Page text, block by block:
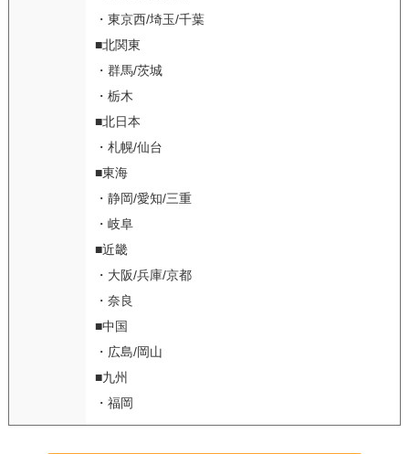
・東京西/埼玉/千葉
■北関東
・群馬/茨城
・栃木
■北日本
・札幌/仙台
■東海
・静岡/愛知/三重
・岐阜
■近畿
・大阪/兵庫/京都
・奈良
■中国
・広島/岡山
■九州
・福岡